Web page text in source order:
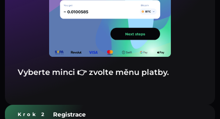
Vyberte minci 👉 zvolte měnu platby.
Krok 2 Registrace